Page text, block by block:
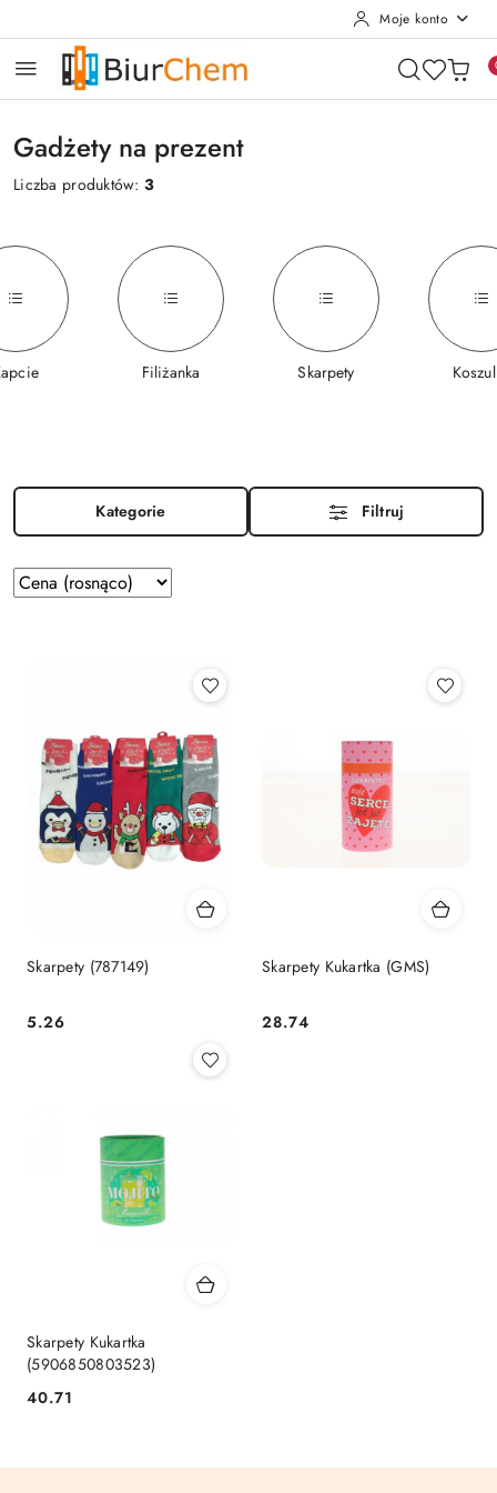
Moje konto
Gadżety na prezent
Liczba produktów:3
Filiżanka Skarpety
Kategorie Filtruj
Zastosowano
sortowanie:
Sortuj
według
Skarpety (787149)
Cena:
5.26
Skarpety Kukartka (GMS)
Cena:
28.74
Skarpety Kukartka
(5906850803523)
Cena:
40.71